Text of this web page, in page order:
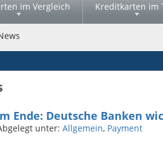
im Vergleich Kreditkarten im
Ende: Deutsche Banken
unter: Allgemein, Payment